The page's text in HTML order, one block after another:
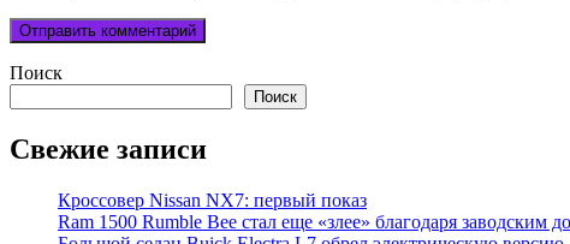
Поиск
Поиск
Свежие записи
Кроссовер Nissan NX7: первый показ
Ram 1500 Rumble Bee стал еще «злее» благодаря заводским